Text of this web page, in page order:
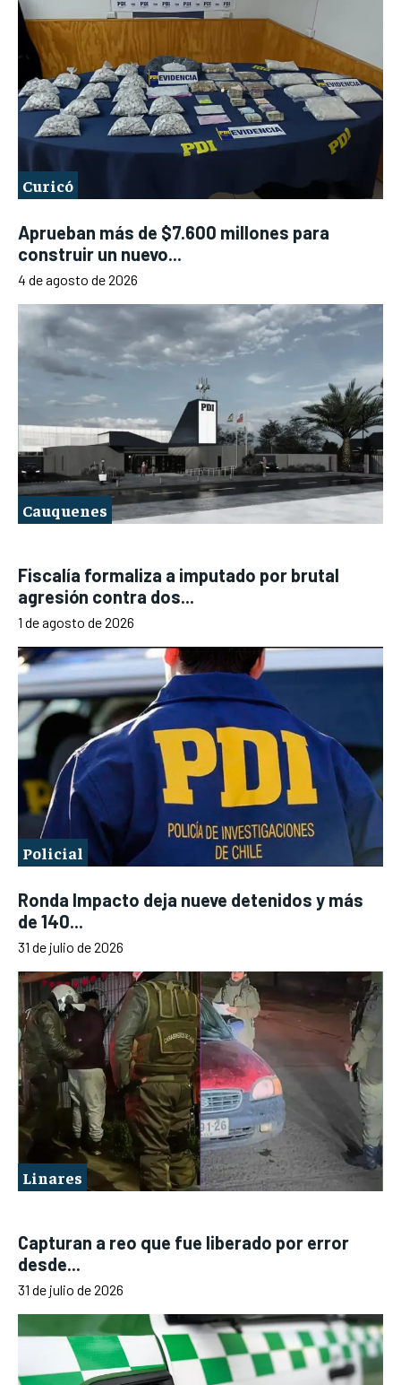
Curicó
Aprueban más de $7.600 millones para
construir un nuevo...
4 de agosto de 2026
Cauquenes
Fiscalía formaliza a imputado por brutal
agresión contra dos...
1 de agosto de 2026
Policial
Ronda Impacto deja nueve detenidos y más
de 140...
31 de julio de 2026
Linares
Capturan a reo que fue liberado por error
desde...
31 de julio de 2026